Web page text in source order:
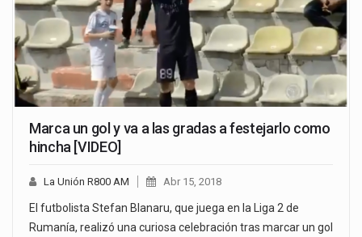
Marca un gol y va a las gradas a festejarlo como
hincha [VIDEO]
La Unión R800 AM Abr 15, 2018
El futbolista Stefan Blanaru, que juega en la Liga 2 de
Rumanía, realizó una curiosa celebración tras marcar un gol